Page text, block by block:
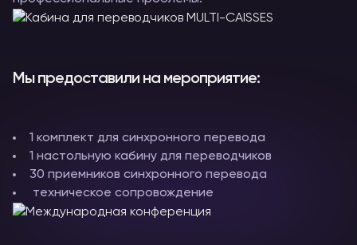
Мы предоставили на мероприятие:
1 комплект для синхронного перевода
1 настольную кабину для переводчиков
30 приемников синхронного перевода
техническое сопровождение